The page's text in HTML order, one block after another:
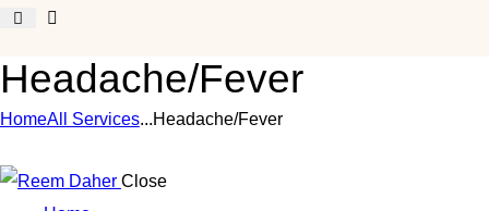
Headache/Fever
HomeAll Services...Headache/Fever
Close